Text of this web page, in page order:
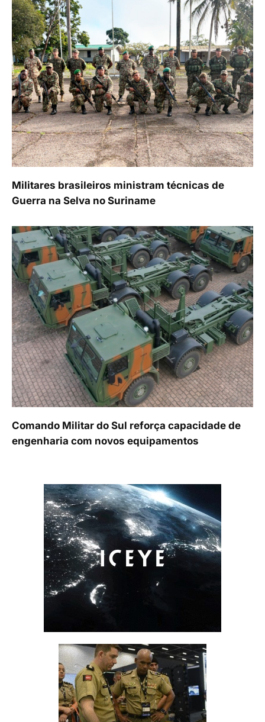
Militares brasileiros ministram técnicas de
Guerra na Selva no Suriname
Comando Militar do Sul reforça capacidade de
engenharia com novos equipamentos